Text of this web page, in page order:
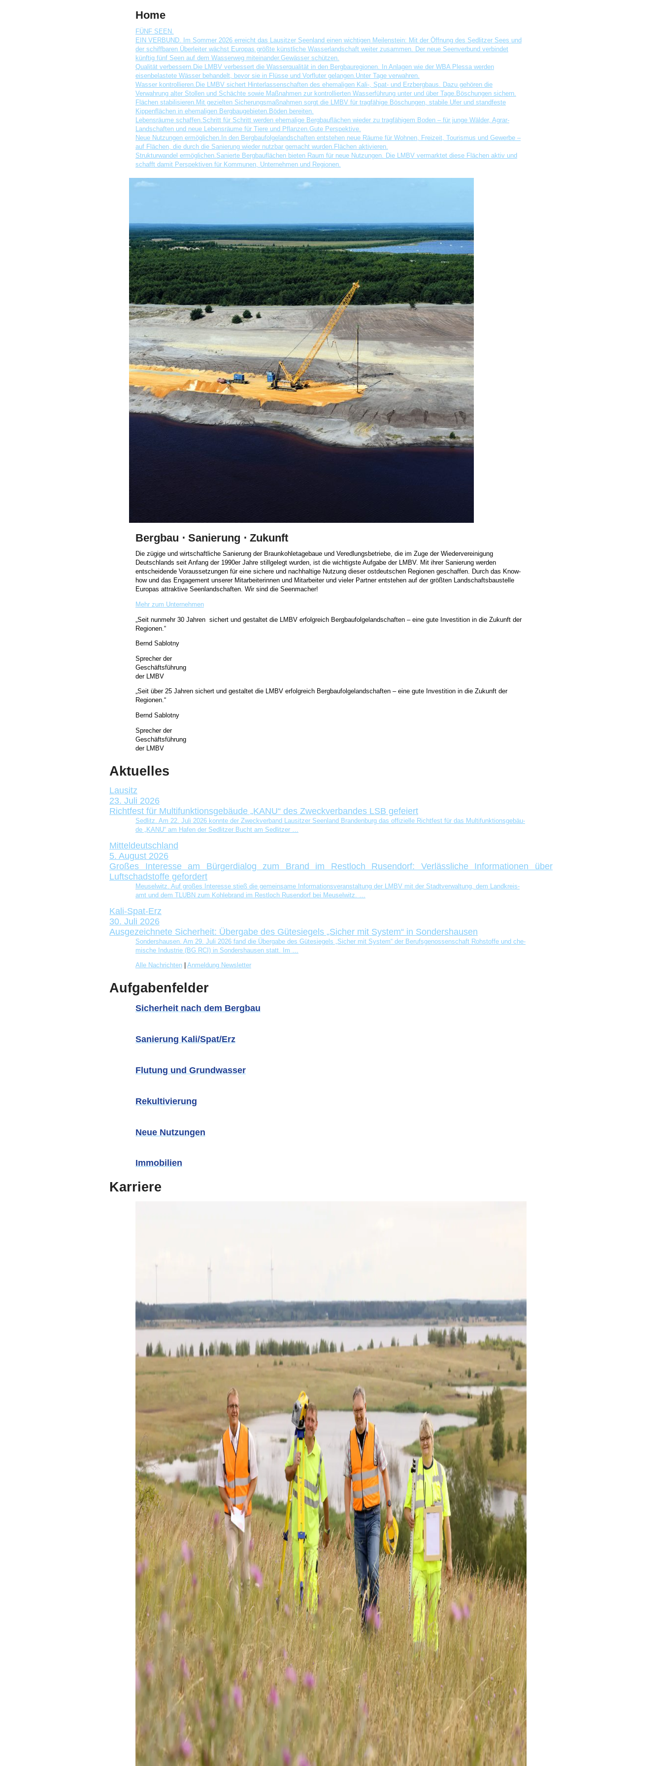
Home
FÜNF SEEN.
EIN VERBUND. Im Sommer 2026 erreicht das Lausitzer Seenland einen wichtigen Meilenstein: Mit der Öffnung des Sedlitzer Sees und
der schiffbaren Überleiter wächst Europas größte künstliche Wasserlandschaft weiter zusammen. Der neue Seenverbund verbindet
künftig fünf Seen auf dem Wasserweg miteinander. Gewässer schützen.
Qualität verbessern.Die LMBV verbessert die Wasserqualität in den Bergbauregionen. In Anlagen wie der WBA Plessa werden
eisenbelastete Wässer behandelt, bevor sie in Flüsse und Vorfluter gelangen. Unter Tage verwahren.
Wasser kontrollieren.Die LMBV sichert Hinterlassenschaften des ehemaligen Kali-, Spat- und Erzbergbaus. Dazu gehören die
Verwahrung alter Stollen und Schächte sowie Maßnahmen zur kontrollierten Wasserführung unter und über Tage. Böschungen sichern.
Flächen stabilisieren.Mit gezielten Sicherungsmaßnahmen sorgt die LMBV für tragfähige Böschungen, stabile Ufer und standfeste
Kippenflächen in ehemaligen Bergbaugebieten. Böden bereiten.
Lebensräume schaffen.Schritt für Schritt werden ehemalige Bergbauflächen wieder zu tragfähigem Boden – für junge Wälder, Agrar-
Landschaften und neue Lebensräume für Tiere und Pflanzen. Gute Perspektive.
Neue Nutzungen ermöglichen.In den Bergbaufolgelandschaften entstehen neue Räume für Wohnen, Freizeit, Tourismus und Gewerbe –
auf Flächen, die durch die Sanierung wieder nutzbar gemacht wurden. Flächen aktivieren.
Strukturwandel ermöglichen.Sanierte Bergbauflächen bieten Raum für neue Nutzungen. Die LMBV vermarktet diese Flächen aktiv und
schafft damit Perspektiven für Kommunen, Unternehmen und Regionen.
Bergbau ⋅ Sanierung ⋅ Zukunft
Die zügige und wirtschaftliche Sanierung der Braunkohletagebaue und Veredlungsbetriebe, die im Zuge der Wiedervereinigung
Deutschlands seit Anfang der 1990er Jahre stillgelegt wurden, ist die wichtigste Aufgabe der LMBV. Mit ihrer Sanierung werden
entscheidende Voraussetzungen für eine sichere und nachhaltige Nutzung dieser ostdeutschen Regionen geschaffen. Durch das Know-
how und das Engagement unserer Mitarbeiterinnen und Mitarbeiter und vieler Partner entstehen auf der größten Landschaftsbaustelle
Europas attraktive Seenlandschaften. Wir sind die Seenmacher!
Mehr zum Unternehmen
„Seit nunmehr 30 Jahren sichert und gestaltet die LMBV erfolgreich Bergbaufolgelandschaften – eine gute Investition in die Zukunft der
Regionen.“
Bernd Sablotny
Sprecher der
Geschäftsführung
der LMBV
„Seit über 25 Jahren sichert und gestaltet die LMBV erfolgreich Bergbaufolgelandschaften – eine gute Investition in die Zukunft der
Regionen.“
Bernd Sablotny
Sprecher der
Geschäftsführung
der LMBV
Aktuelles
Lausitz
23. Juli 2026
Richtfest für Multifunktionsgebäude „KANU“ des Zweckverbandes LSB gefeiert
Sedlitz. Am 22. Juli 2026 konn­te der Zweck­ver­band Lau­sit­zer Seen­land Bran­den­burg das offi­zi­el­le Richt­fest für das Mul­ti­funk­ti­ons­ge­bäu­
de „KANU“ am Hafen der Sedlit­zer Bucht am Sedlit­zer …
Mitteldeutschland
5. August 2026
Großes Interesse am Bürgerdialog zum Brand im Restloch Rusendorf: Verlässliche Informationen über
Luftschadstoffe gefordert
Meu­sel­witz. Auf gro­ßes Inter­es­se stieß die gemein­sa­me Infor­ma­ti­ons­ver­an­stal­tung der LMBV mit der Stadt­ver­wal­tung, dem Land­kreis­
amt und dem TLUBN zum Koh­le­brand im Rest­loch Rusen­dorf bei Meu­sel­witz. …
Kali-Spat-Erz
30. Juli 2026
Ausgezeichnete Sicherheit: Übergabe des Gütesiegels „Sicher mit System“ in Sondershausen
Son­ders­hau­sen. Am 29. Juli 2026 fand die Über­ga­be des Güte­sie­gels „Sicher mit Sys­tem“ der Berufs­ge­nos­sen­schaft Roh­stof­fe und che­
mi­sche Indus­trie (BG RCI) in Son­ders­hau­sen statt. Im …
Alle Nachrichten| Anmeldung Newsletter
Aufgabenfelder
Sicherheit nach dem Bergbau
Sanierung Kali/Spat/Erz
Flutung und Grundwasser
Rekultivierung
Neue Nutzungen
Immobilien
Karriere